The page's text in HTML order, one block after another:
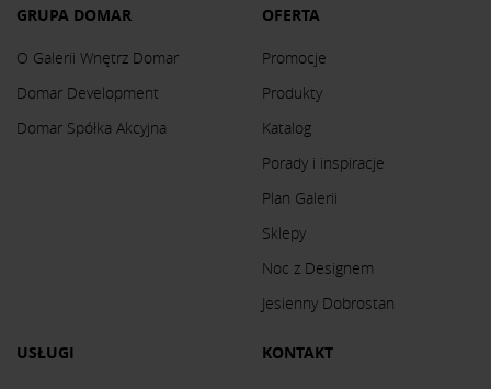
GRUPA DOMAR
O Galerii Wnętrz Domar
Domar Development
Domar Spółka Akcyjna
OFERTA
Promocje
Produkty
Katalog
Porady i inspiracje
Plan Galerii
Sklepy
Noc z Designem
Jesienny Dobrostan
USŁUGI KONTAKT